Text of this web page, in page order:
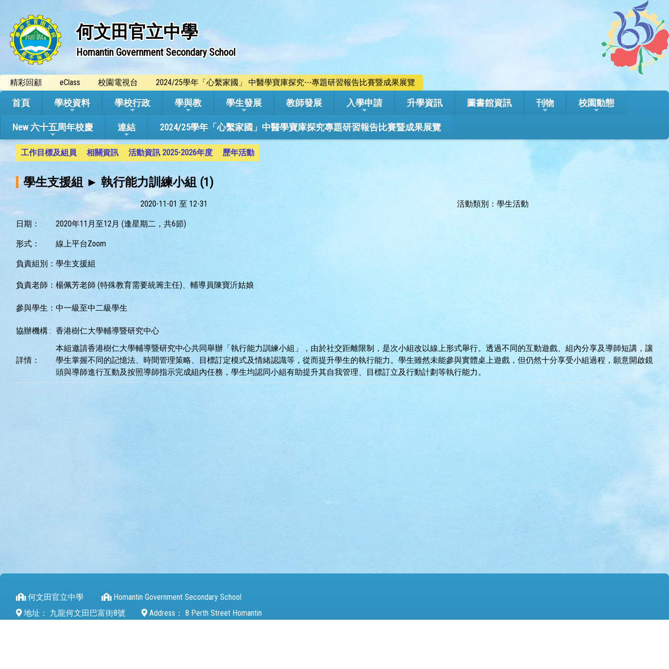
何文田官立中學
Homantin Government Secondary School
精彩回顧 eClass 校園電視台 2024/25學年「心繫家國」 中醫學寶庫探究---專題研習報告比賽暨成果展覽
首頁 學校資料 學校行政 學與教 學生發展 教師發展 入學申請 升學資訊 圖書館資訊 刊物 校園動態
New 六十五周年校慶 連結 2024/25學年「心繫家國」中醫學寶庫探究專題研習報告比賽暨成果展覽
工作目標及組員 相關資訊 活動資訊 2025-2026年度 歷年活動
學生支援組 ► 執行能力訓練小組 (1)
2020-11-01 至 12-31 活動類別：學生活動
日期： 2020年11月至12月 (逢星期二，共6節)
形式： 線上平台Zoom
負責組別： 學生支援組
負責老師： 楊佩芳老師 (特殊教育需要統籌主任)、輔導員陳寶沂姑娘
參與學生： 中一級至中二級學生
協辦機構 : 香港樹仁大學輔導暨研究中心
詳情：
本組邀請香港樹仁大學輔導暨研究中心共同舉辦「執行能力訓練小組」，由於社交距離限制，是次小組改以線上形式舉行。透過不同的互動遊戲、組內分享及導師短講，讓
學生掌握不同的記憶法、時間管理策略、目標訂定模式及情緒認識等，從而提升學生的執行能力。學生雖然未能參與實體桌上遊戲，但仍然十分享受小組過程，願意開啟鏡
頭與導師進行互動及按照導師指示完成組內任務，學生均認同小組有助提升其自我管理、目標訂立及行動計劃等執行能力。
何文田官立中學
Homantin Government Secondary School
地址：
九龍何文田巴富街8號 Address： 8 Perth Street Homantin